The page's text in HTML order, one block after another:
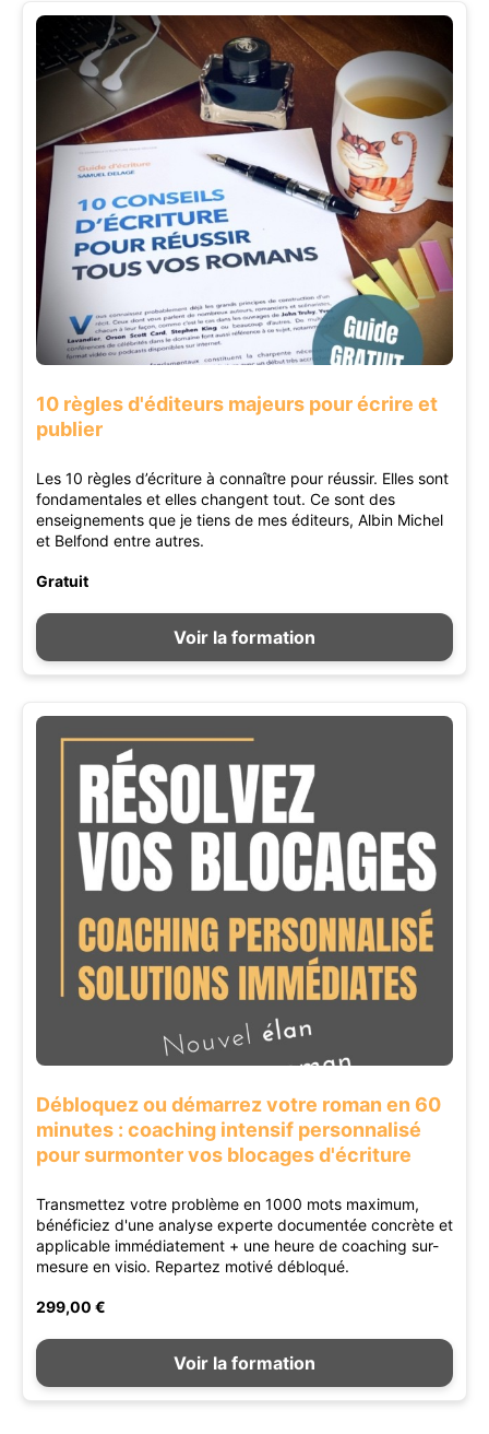
10 règles d'éditeurs majeurs pour écrire et
publier
Les 10 règles d’écriture à connaître pour réussir. Elles sont
fondamentales et elles changent tout. Ce sont des
enseignements que je tiens de mes éditeurs, Albin Michel
et Belfond entre autres.
Gratuit
Voir la formation
Débloquez ou démarrez votre roman en 60
minutes : coaching intensif personnalisé
pour surmonter vos blocages d'écriture
Transmettez votre problème en 1000 mots maximum,
bénéficiez d'une analyse experte documentée concrète et
applicable immédiatement + une heure de coaching sur-
mesure en visio. Repartez motivé débloqué.
299,00 €
Voir la formation